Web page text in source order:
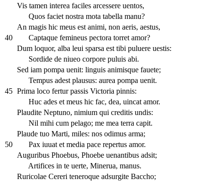
Vis tamen interea faciles arcessere uentos,
Quos faciet nostra mota tabella manu?
An magis hic meus est animi, non aeris, aestus,
40
Captaque femineus pectora torret amor?
Dum loquor, alba leui sparsa est tibi puluere uestis:
Sordide de niueo corpore puluis abi.
Sed iam pompa uenit: linguis animisque fauete;
Tempus adest plausus: aurea pompa uenit.
45 Prima loco fertur passis Victoria pinnis:
Huc ades et meus hic fac, dea, uincat amor.
Plaudite Neptuno, nimium qui creditis undis:
Nil mihi cum pelago; me mea terra capit.
Plaude tuo Marti, miles: nos odimus arma;
50
Pax iuuat et media pace repertus amor.
Auguribus Phoebus, Phoebe uenantibus adsit;
Artifices in te uerte, Minerua, manus.
Ruricolae Cereri teneroque adsurgite Baccho;